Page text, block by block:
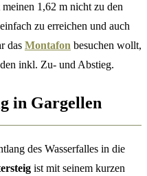
1,62 m nicht zu den
zu erreichen und auch
das Montafon besuchen wollt,
inkl. Zu- und Abstieg.
in Gargellen
des Wasserfalles in die
ist mit seinem kurzen